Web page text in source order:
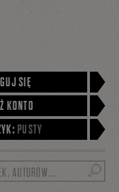
SIĘ
KONTO
PUSTY